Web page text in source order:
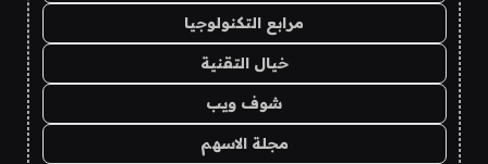
مرابع التكنولوجيا
خيال التقنية
شوف ويب
مجلة الاسهم